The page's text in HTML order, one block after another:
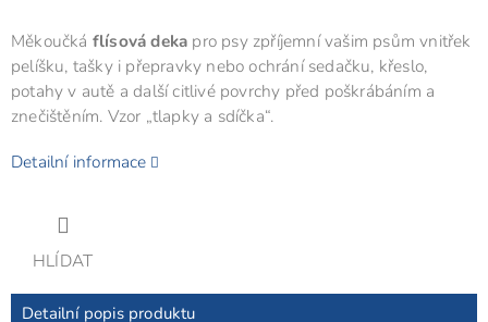
Měkoučká flísová deka pro psy zpříjemní vašim psům vnitřek
pelíšku, tašky i přepravky nebo ochrání sedačku, křeslo,
potahy v autě a další citlivé povrchy před poškrábáním a
znečištěním. Vzor „tlapky a sdíčka“.
Detailní informace
HLÍDAT
Detailní popis produktu